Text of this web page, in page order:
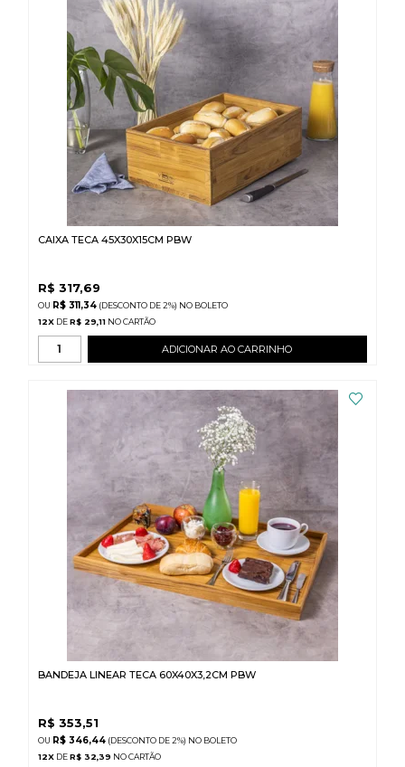
CAIXA TECA 45X30X15CM PBW
R$ 317,69
R$ 311,34 (DESCONTO DE 2%) NO BOLETO
12X DE R$ 29,11
ADICIONAR AO CARRINHO
BANDEJA LINEAR TECA 60X40X3,2CM PBW
R$ 353,51
R$ 346,44 (DESCONTO DE 2%) NO BOLETO
12X DE R$ 32,39